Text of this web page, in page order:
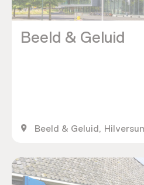
Beeld & Geluid
Beeld & Geluid,